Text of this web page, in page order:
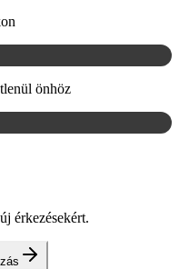
önhöz
érkezésekért.